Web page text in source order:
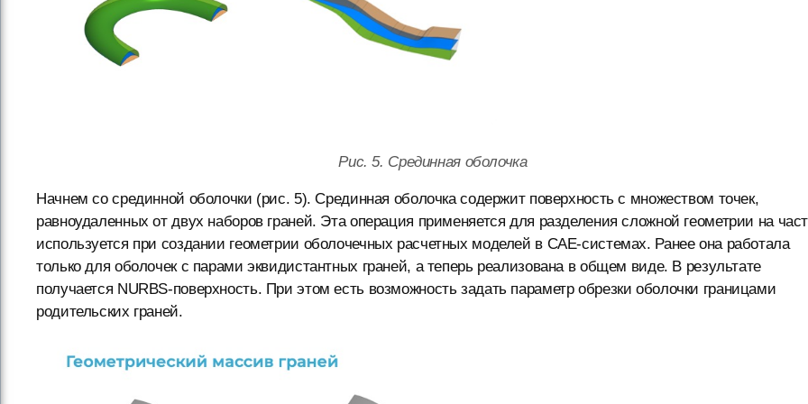
Рис. 5. Срединная оболочка
Начнем со срединной оболочки (рис. 5). Срединная оболочка содержит поверхность с множеством точек,
равноудаленных от двух наборов граней. Эта операция применяется для разделения сложной геометрии на
используется при создании геометрии оболочечных расчетных моделей в CAE-системах. Ранее она работала
только для оболочек с парами эквидистантных граней, а теперь реализована в общем виде. В результате
получается NURBS-поверхность. При этом есть возможность задать параметр обрезки оболочки границами
родительских граней.